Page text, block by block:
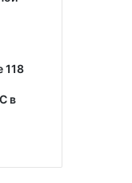
118
в